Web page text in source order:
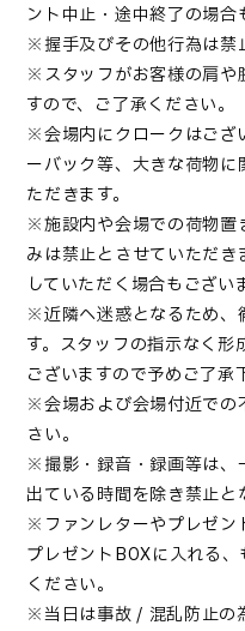
ント中止・途中終了の場合
※握手及びその他行為は禁
※スタッフがお客様の肩や
すので、ご了承ください。
※会場内にクロークはござ
ーバック等、大きな荷物
ただきます。
※施設内や会場での荷物置
みは禁止とさせていただ
していただく場合もござい
※近隣へ迷惑となるため、
す。スタッフの指示なく形
ございますので予めご了承
※会場および会場付近での
さい。
※撮影・録音・録画等は、
出ている時間を除き禁止と
※ファンレターやプレゼン
プレゼントBOXに入れる
ください。
※当日は事故 / 混乱防止の